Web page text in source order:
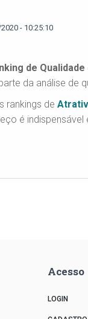
- 10:25:10
de Qualidade
da análise de
rankings de
é indispensável
Acesso
LOGIN